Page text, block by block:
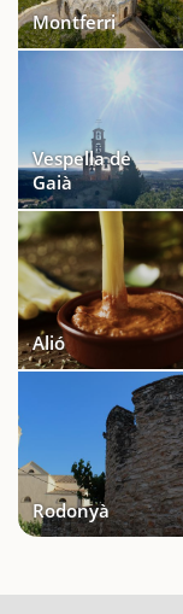
Montferri
Vespella de
Gaià
Alió
Rodonyà